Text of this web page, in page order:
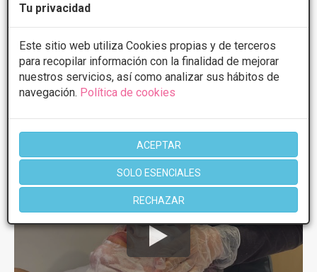
Tu privacidad
Este sitio web utiliza Cookies propias y de terceros
para recopilar información con la finalidad de mejorar
nuestros servicios, así como analizar sus hábitos de
navegación. Política de cookies
ACEPTAR
SOLO ESENCIALES
RECHAZAR
1 de 1
VideosManchas de nacimiento